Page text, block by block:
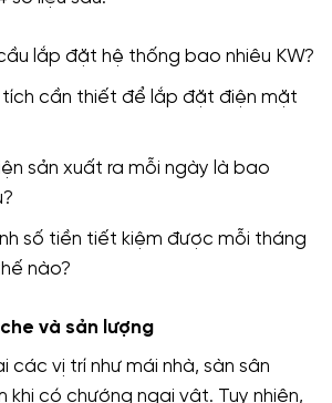
lắp đặt hệ thống bao nhiêu KW?
tích cần thiết để lắp đặt điện mặt
sản xuất ra mỗi ngày là bao
số tiền tiết kiệm được mỗi tháng
nào?
và sản lượng
các vị trí như mái nhà, sàn sân
khi có chướng ngại vật. Tuy nhiên,